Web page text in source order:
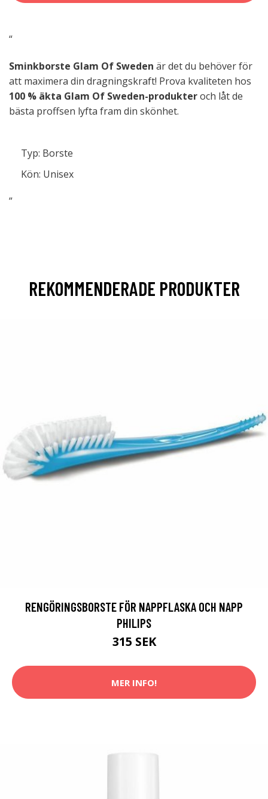
“
Sminkborste Glam Of Sweden är det du behöver för
att maximera din dragningskraft! Prova kvaliteten hos
100 % äkta Glam Of Sweden-produkteroch låt de
bästa proffsen lyfta fram din skönhet.
Typ: Borste
Kön: Unisex
”
REKOMMENDERADE PRODUKTER
RENGÖRINGSBORSTE FÖR NAPPFLASKA OCH NAPP
PHILIPS
315 SEK
MER INFO!